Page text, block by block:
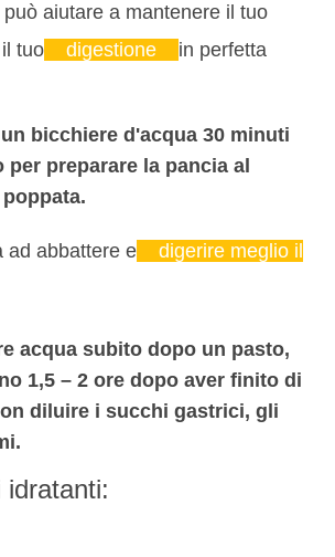
aiutare a mantenere il tuo
tuo
digestione
in perfetta
bicchiere d'acqua 30 minuti
per preparare la pancia al
ad abbattere e
digerire meglio il
acqua subito dopo un pasto,
1,5 – 2 ore dopo aver finito di
diluire i succhi gastrici, gli
idratanti: